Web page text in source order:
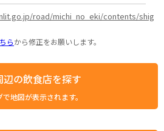
road/michi_no_eki/contents/shig
らから修正をお願いします。
辺の飲食店を探す
地図が表示されます。